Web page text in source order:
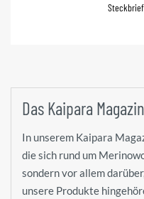
Das Kaipara Magazin
In unserem Kaipara
die sich rund um
sondern vor allem
unsere Produkte